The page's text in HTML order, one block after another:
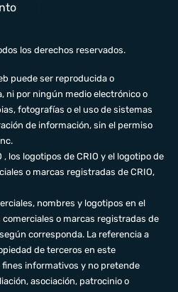
los derechos reservados.
puede ser reproducida o
ni por ningún medio electrónico o
fotografías o el uso de sistemas
de información, sin el permiso
, los logotipos de CRIO y el logotipo de
o marcas registradas de CRIO,
nombres y logotipos en el
o marcas registradas de
corresponda. La referencia a
de terceros en este
informativos y no pretende
asociación, patrocinio o